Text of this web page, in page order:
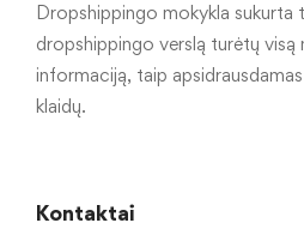
Dropshippingo mokykla sukurta
dropshippingo verslą turėtų visą
informaciją, taip
klaidų.
Kontaktai